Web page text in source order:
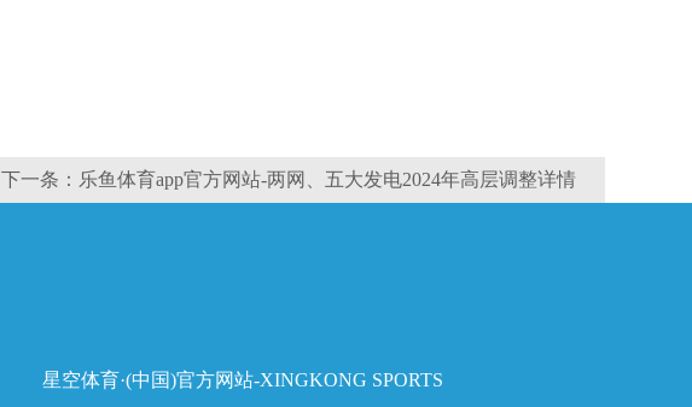
下一条：乐鱼体育app官方网站-两网、五大发电2024年高层调整详情
星空体育·(中国)官方网站-XINGKONG SPORTS